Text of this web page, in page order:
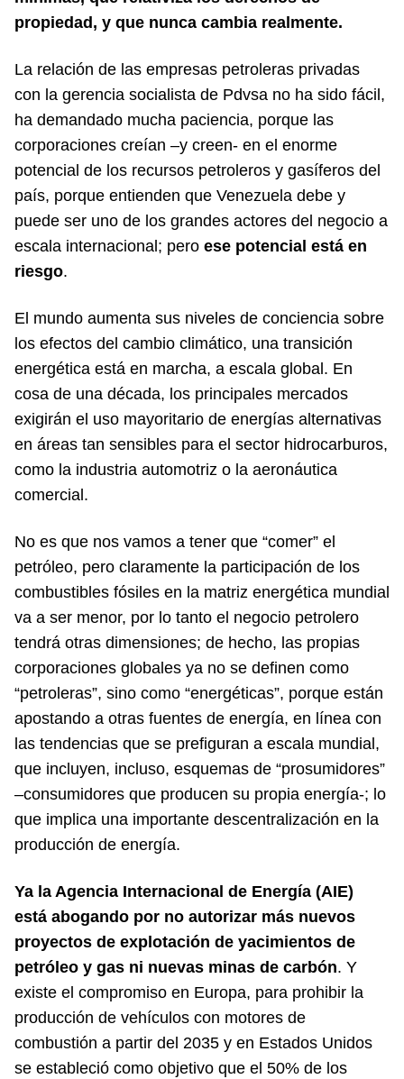
propiedad, y que nunca cambia realmente.
La relación de las empresas petroleras privadas
con la gerencia socialista de Pdvsa no ha sido fácil,
ha demandado mucha paciencia, porque las
corporaciones creían –y creen- en el enorme
potencial de los recursos petroleros y gasíferos del
país, porque entienden que Venezuela debe y
puede ser uno de los grandes actores del negocio a
escala internacional; pero ese potencial está en
riesgo.
El mundo aumenta sus niveles de conciencia sobre
los efectos del cambio climático, una transición
energética está en marcha, a escala global. En
cosa de una década, los principales mercados
exigirán el uso mayoritario de energías alternativas
en áreas tan sensibles para el sector hidrocarburos,
como la industria automotriz o la aeronáutica
comercial.
No es que nos vamos a tener que “comer” el
petróleo, pero claramente la participación de los
combustibles fósiles en la matriz energética mundial
va a ser menor, por lo tanto el negocio petrolero
tendrá otras dimensiones; de hecho, las propias
corporaciones globales ya no se definen como
“petroleras”, sino como “energéticas”, porque están
apostando a otras fuentes de energía, en línea con
las tendencias que se prefiguran a escala mundial,
que incluyen, incluso, esquemas de “prosumidores”
–consumidores que producen su propia energía-; lo
que implica una importante descentralización en la
producción de energía.
Ya la Agencia Internacional de Energía (AIE)
está abogando por no autorizar más nuevos
proyectos de explotación de yacimientos de
petróleo y gas ni nuevas minas de carbón. Y
existe el compromiso en Europa, para prohibir la
producción de vehículos con motores de
combustión a partir del 2035 y en Estados Unidos
se estableció como objetivo que el 50% de los